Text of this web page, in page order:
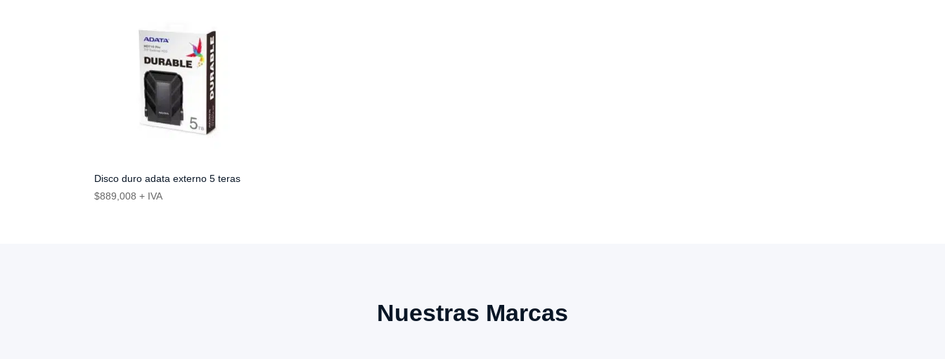
Disco duro adata externo 5 teras
$889,008 + IVA
Nuestras Marcas